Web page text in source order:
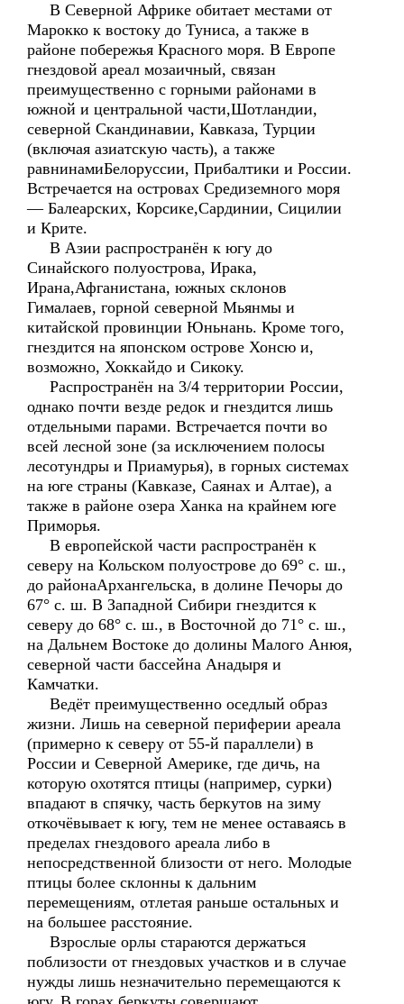
В Северной Африке обитает местами от
Марокко к востоку до Туниса, а также в
районе побережья Красного моря. В Европе
гнездовой ареал мозаичный, связан
преимущественно с горными районами в
южной и центральной части,Шотландии,
северной Скандинавии, Кавказа, Турции
(включая азиатскую часть), а также
равнинамиБелоруссии, Прибалтики и России.
Встречается на островах Средиземного моря
— Балеарских, Корсике,Сардинии, Сицилии
и Крите.
В Азии распространён к югу до
Синайского полуострова, Ирака,
Ирана,Афганистана, южных склонов
Гималаев, горной северной Мьянмы и
китайской провинции Юньнань. Кроме того,
гнездится на японском острове Хонсю и,
возможно, Хоккайдо и Сикоку.
Распространён на 3/4 территории России,
однако почти везде редок и гнездится лишь
отдельными парами. Встречается почти во
всей лесной зоне (за исключением полосы
лесотундры и Приамурья), в горных системах
на юге страны (Кавказе, Саянах и Алтае), а
также в районе озера Ханка на крайнем юге
Приморья.
В европейской части распространён к
северу на Кольском полуострове до 69° с. ш.,
до районаАрхангельска, в долине Печоры до
67° с. ш. В Западной Сибири гнездится к
северу до 68° с. ш., в Восточной до 71° с. ш.,
на Дальнем Востоке до долины Малого Анюя,
северной части бассейна Анадыря и
Камчатки.
Ведёт преимущественно оседлый образ
жизни. Лишь на северной периферии ареала
(примерно к северу от 55-й параллели) в
России и Северной Америке, где дичь, на
которую охотятся птицы (например, сурки)
впадают в спячку, часть беркутов на зиму
откочёвывает к югу, тем не менее оставаясь в
пределах гнездового ареала либо в
непосредственной близости от него. Молодые
птицы более склонны к дальним
перемещениям, отлетая раньше остальных и
на большее расстояние.
Взрослые орлы стараются держаться
поблизости от гнездовых участков и в случае
нужды лишь незначительно перемещаются к